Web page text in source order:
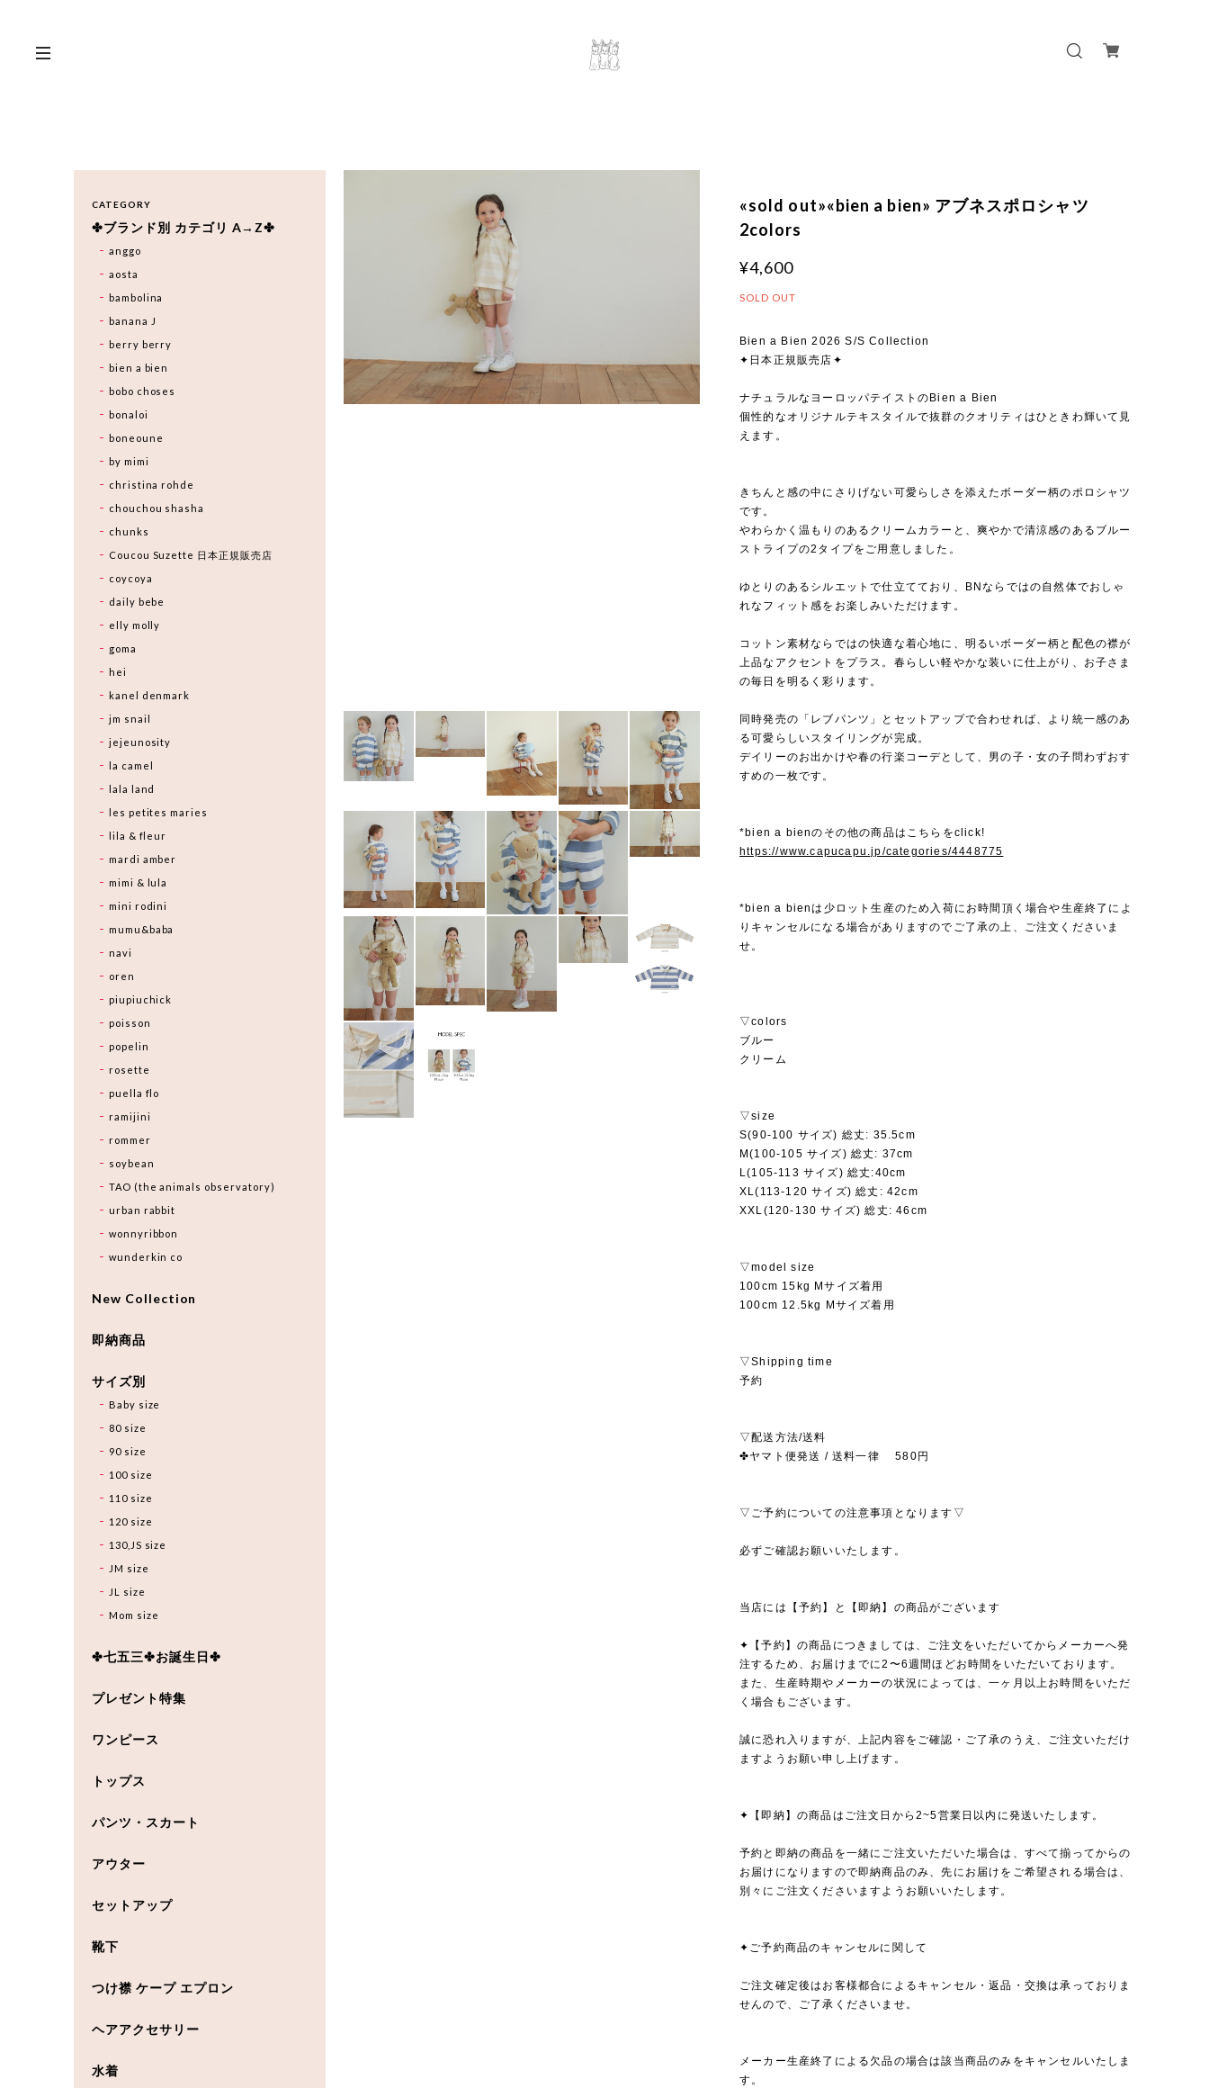
«sold out»«bien a bien» アブネスポロシャツ
2colors
¥4,600
SOLD OUT
Bien a Bien 2026 S/S Collection
✦日本正規販売店✦
ナチュラルなヨーロッパテイストのBien a Bien
個性的なオリジナルテキスタイルで抜群のクオリティはひときわ輝いて見
えます。
きちんと感の中にさりげない可愛らしさを添えたボーダー柄のポロシャツ
です。
やわらかく温もりのあるクリームカラーと、爽やかで清涼感のあるブルー
ストライプの2タイプをご用意しました。
ゆとりのあるシルエットで仕立てており、BNならではの自然体でおしゃ
れなフィット感をお楽しみいただけます。
コットン素材ならではの快適な着心地に、明るいボーダー柄と配色の襟が
上品なアクセントをプラス。春らしい軽やかな装いに仕上がり、お子さま
の毎日を明るく彩ります。
同時発売の「レブパンツ」とセットアップで合わせれば、より統一感のあ
る可愛らしいスタイリングが完成。
デイリーのお出かけや春の行楽コーデとして、男の子・女の子問わずおす
すめの一枚です。
*bien a bienのその他の商品はこちらをclick!
https://www.capucapu.jp/categories/4448775
*bien a bienは少ロット生産のため入荷にお時間頂く場合や生産終了によ
りキャンセルになる場合がありますのでご了承の上、ご注文くださいま
せ。
▽colors
ブルー
クリーム
▽size
S(90-100 サイズ) 総丈: 35.5cm
M(100-105 サイズ) 総丈: 37cm
L(105-113 サイズ) 総丈:40cm
XL(113-120 サイズ) 総丈: 42cm
XXL(120-130 サイズ) 総丈: 46cm
▽model size
100cm 15kg Mサイズ着用
100cm 12.5kg Mサイズ着用
▽Shipping time
予約
▽配送方法/送料
✤ヤマト便発送 / 送料一律 580円
▽ご予約についての注意事項となります▽
必ずご確認お願いいたします。
当店には【予約】と【即納】の商品がございます
✦【予約】の商品につきましては、ご注文をいただいてからメーカーへ発
注するため、お届けまでに2〜6週間ほどお時間をいただいております。
また、生産時期やメーカーの状況によっては、一ヶ月以上お時間をいただ
く場合もございます。
誠に恐れ入りますが、上記内容をご確認・ご了承のうえ、ご注文いただけ
ますようお願い申し上げます。
✦【即納】の商品はご注文日から2~5営業日以内に発送いたします。
予約と即納の商品を一緒にご注文いただいた場合は、すべて揃ってからの
お届けになりますので即納商品のみ、先にお届けをご希望される場合は、
別々にご注文くださいますようお願いいたします。
✦ご予約商品のキャンセルに関して
ご注文確定後はお客様都合によるキャンセル・返品・交換は承っておりま
せんので、ご了承くださいませ。
メーカー生産終了による欠品の場合は該当商品のみをキャンセルいたしま
す。
CATEGORY
✤ブランド別 カテゴリ A→Z✤
anggo
aosta
bambolina
banana J
berry berry
bien a bien
bobo choses
bonaloi
boneoune
by mimi
christina rohde
chouchou shasha
chunks
Coucou Suzette 日本正規販売店
coycoya
daily bebe
elly molly
goma
hei
kanel denmark
jm snail
jejeunosity
la camel
lala land
les petites maries
lila & fleur
mardi amber
mimi & lula
mini rodini
mumu&baba
navi
oren
piupiuchick
poisson
popelin
rosette
puella flo
ramijini
rommer
soybean
TAO (the animals observatory)
urban rabbit
wonnyribbon
wunderkin co
New Collection
即納商品
サイズ別
Baby size
80 size
90 size
100 size
110 size
120 size
130,JS size
JM size
JL size
Mom size
✤七五三✤お誕生日✤
プレゼント特集
ワンピース
トップス
パンツ・スカート
アウター
セットアップ
靴下
つけ襟 ケープ エプロン
ヘアアクセサリー
水着